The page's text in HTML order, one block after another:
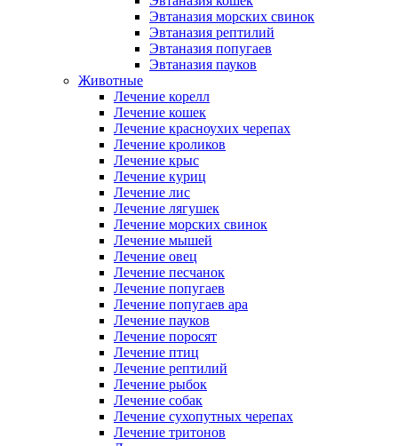
Эвтаназия морских свинок
Эвтаназия рептилий
Эвтаназия попугаев
Эвтаназия пауков
Животные
Лечение корелл
Лечение кошек
Лечение красноухих черепах
Лечение кроликов
Лечение крыс
Лечение куриц
Лечение лис
Лечение лягушек
Лечение морских свинок
Лечение мышей
Лечение овец
Лечение песчанок
Лечение попугаев
Лечение попугаев ара
Лечение пауков
Лечение поросят
Лечение птиц
Лечение рептилий
Лечение рыбок
Лечение собак
Лечение сухопутных черепах
Лечение тритонов